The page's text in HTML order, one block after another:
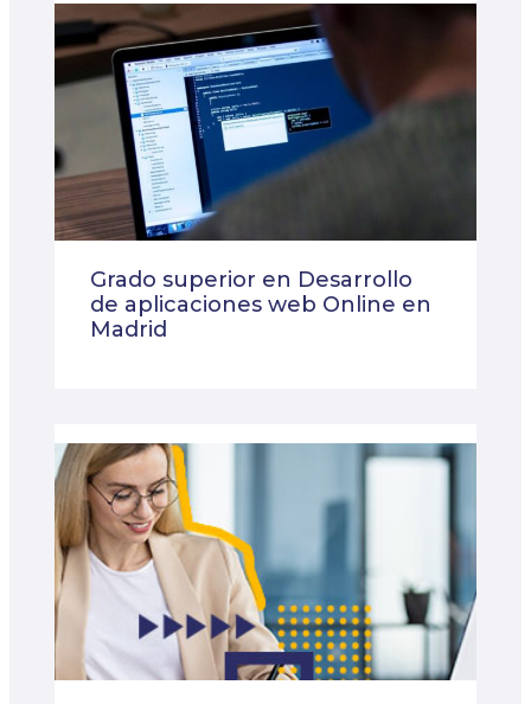
Grado superior en Desarrollo
de aplicaciones web Online en
Madrid